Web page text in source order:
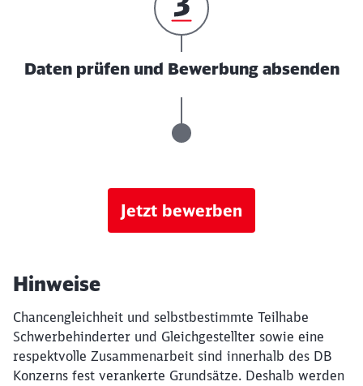
Daten prüfen und Bewerbung absenden
Jetzt bewerben
Hinweise
Chancengleichheit und selbstbestimmte Teilhabe
Schwerbehinderter und Gleichgestellter sowie eine
respektvolle Zusammenarbeit sind innerhalb des DB
Konzerns fest verankerte Grundsätze. Deshalb werden